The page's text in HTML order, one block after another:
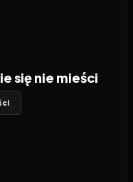
się nie mieści